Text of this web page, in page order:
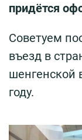
придётся
Советуем
въезд в
шенгенской
году.